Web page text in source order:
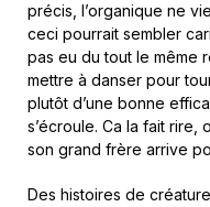
précis, l’organique ne
ceci pourrait sembler
pas eu du tout le même
mettre à danser pour
plutôt d’une bonne
s’écroule. Ca la fait rire,
son grand frère arrive
Des histoires de